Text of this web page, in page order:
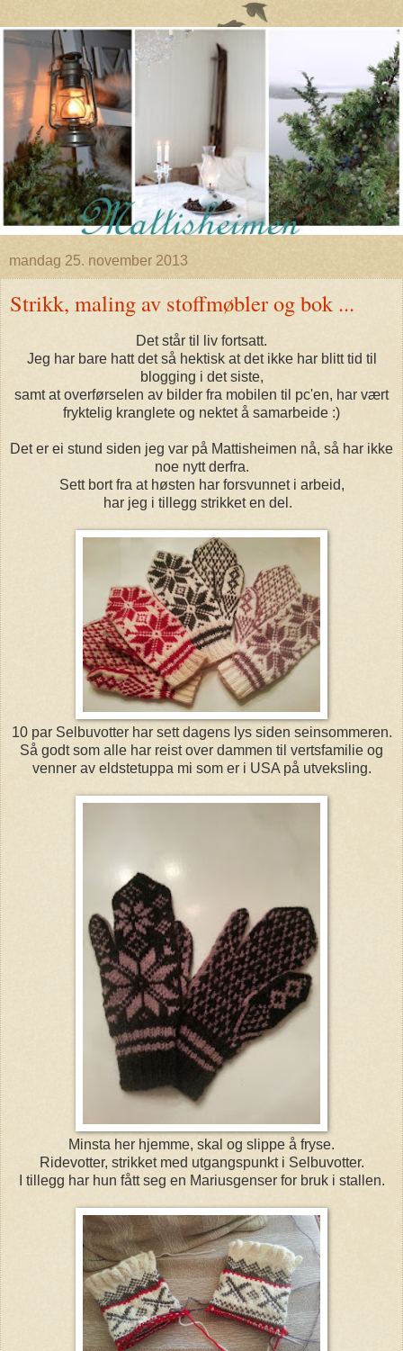
mandag 25. november 2013
Strikk, maling av stoffmøbler og bok ...
Det står til liv fortsatt.
Jeg har bare hatt det så hektisk at det ikke har blitt tid til
blogging i det siste,
samt at overførselen av bilder fra mobilen til pc'en, har vært
fryktelig kranglete og nektet å samarbeide :)
Det er ei stund siden jeg var på Mattisheimen nå, så har ikke
noe nytt derfra.
Sett bort fra at høsten har forsvunnet i arbeid,
har jeg i tillegg strikket en del.
10 par Selbuvotter har sett dagens lys siden seinsommeren.
Så godt som alle har reist over dammen til vertsfamilie og
venner av eldstetuppa mi som er i USA på utveksling.
Minsta her hjemme, skal og slippe å fryse.
Ridevotter, strikket med utgangspunkt i Selbuvotter.
I tillegg har hun fått seg en Mariusgenser for bruk i stallen.